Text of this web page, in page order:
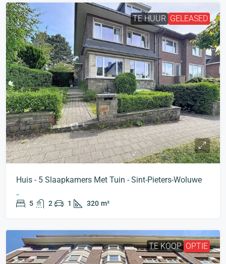
TE HUUR GELEASED
Huis - 5 Slaapkamers Met Tuin - Sint-Pieters-Woluwe
-
5 2 1 320 m²
TE KOOP OPTIE